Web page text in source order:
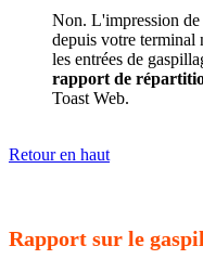
Non. L'impression de
depuis votre terminal
les entrées de
rapport de
Toast Web.
Retour en haut
Rapport sur le